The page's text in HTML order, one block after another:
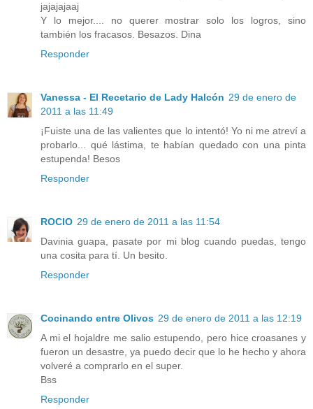
jajajajaaj
Y lo mejor.... no querer mostrar solo los logros, sino
también los fracasos. Besazos. Dina
Responder
Vanessa - El Recetario de Lady Halcón 29 de enero de
2011 a las 11:49
¡Fuiste una de las valientes que lo intentó! Yo ni me atreví a
probarlo... qué lástima, te habían quedado con una pinta
estupenda! Besos
Responder
ROCIO 29 de enero de 2011 a las 11:54
Davinia guapa, pasate por mi blog cuando puedas, tengo
una cosita para tí. Un besito.
Responder
Cocinando entre Olivos 29 de enero de 2011 a las 12:19
A mi el hojaldre me salio estupendo, pero hice croasanes y
fueron un desastre, ya puedo decir que lo he hecho y ahora
volveré a comprarlo en el super.
Bss
Responder